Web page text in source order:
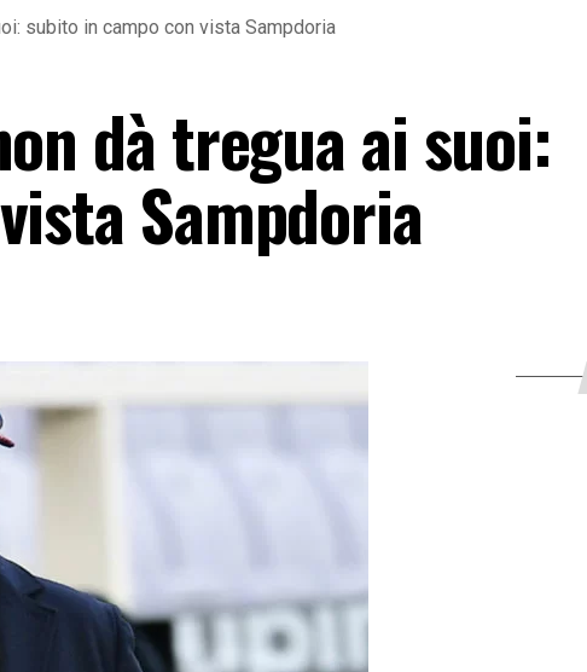
subito in campo con vista Sampdoria
dà tregua ai suoi:
Sampdoria